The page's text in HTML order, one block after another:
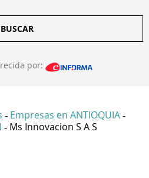
BUSCAR
por:
- Empresas en ANTIOQUIA -
- Ms Innovacion S A S